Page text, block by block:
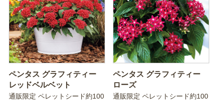
ペンタス グラフィティー
レッドベルベット
通販限定 ペレットシード約100
ペンタス グラフィティー
ローズ
通販限定 ペレットシード約100